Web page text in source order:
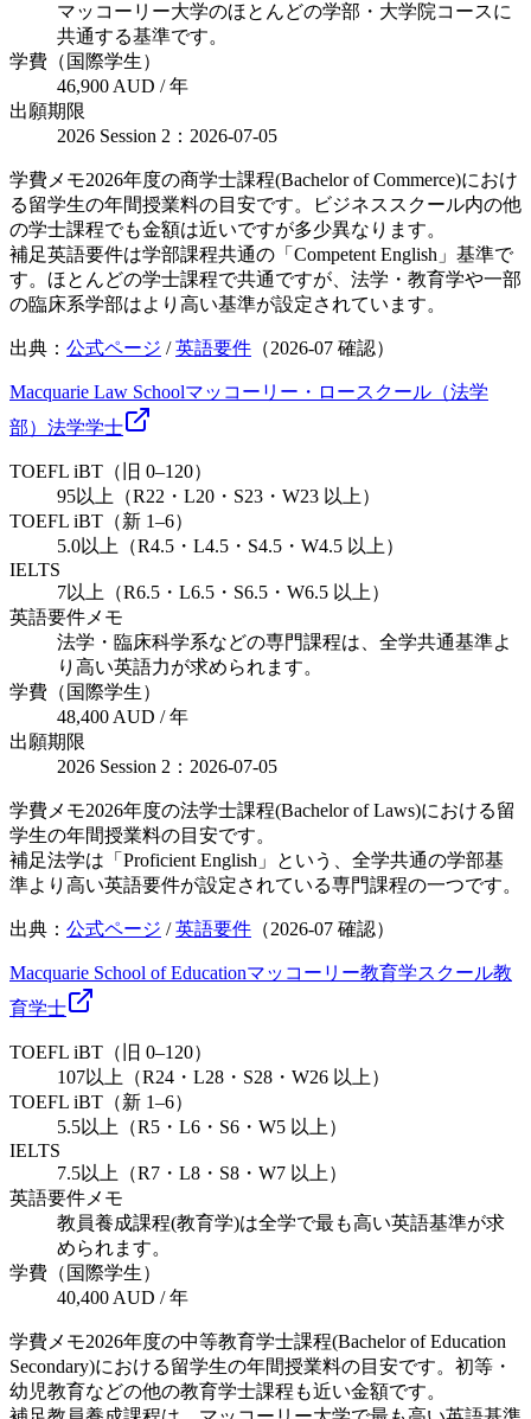
マッコーリー大学のほとんどの学部・大学院コースに
共通する基準です。
学費（国際学生）
46,900 AUD / 年
出願期限
2026 Session 2：2026-07-05
学費メモ2026年度の商学士課程(Bachelor of Commerce)におけ
る留学生の年間授業料の目安です。ビジネススクール内の他
の学士課程でも金額は近いですが多少異なります。
補足英語要件は学部課程共通の「Competent English」基準で
す。ほとんどの学士課程で共通ですが、法学・教育学や一部
の臨床系学部はより高い基準が設定されています。
出典： 公式ページ /英語要件 （2026-07 確認）
Macquarie Law Schoolマッコーリー・ロースクール（法学
部） 法学学士
TOEFL iBT（旧 0–120）
95以上（R22・L20・S23・W23 以上）
TOEFL iBT（新 1–6）
5.0以上（R4.5・L4.5・S4.5・W4.5 以上）
IELTS
7以上（R6.5・L6.5・S6.5・W6.5 以上）
英語要件メモ
法学・臨床科学系などの専門課程は、全学共通基準よ
り高い英語力が求められます。
学費（国際学生）
48,400 AUD / 年
出願期限
2026 Session 2：2026-07-05
学費メモ2026年度の法学士課程(Bachelor of Laws)における留
学生の年間授業料の目安です。
補足法学は「Proficient English」という、全学共通の学部基
準より高い英語要件が設定されている専門課程の一つです。
出典： 公式ページ /英語要件 （2026-07 確認）
Macquarie School of Educationマッコーリー教育学スクール教
育学士
TOEFL iBT（旧 0–120）
107以上（R24・L28・S28・W26 以上）
TOEFL iBT（新 1–6）
5.5以上（R5・L6・S6・W5 以上）
IELTS
7.5以上（R7・L8・S8・W7 以上）
英語要件メモ
教員養成課程(教育学)は全学で最も高い英語基準が求
められます。
学費（国際学生）
40,400 AUD / 年
学費メモ2026年度の中等教育学士課程(Bachelor of Education
Secondary)における留学生の年間授業料の目安です。初等・
幼児教育などの他の教育学士課程も近い金額です。